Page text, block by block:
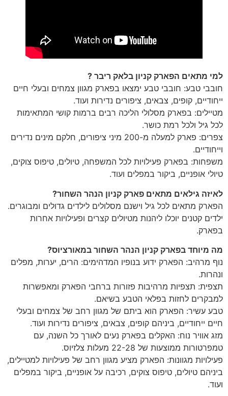
למי מתאים הפארק קניון בלאק ריבר ?
חובבי טבע: חובבי טבע ימצאו בפארק מגוון צמחים ובעלי חיים
ייחודיים, קופים, צבאים, ציפורים נדירות ועוד.
מטיילים: בפארק מסלולי הליכה רבים ברמות קושי המתאימות
לכל גיל ולכל רמת כושר.
צפרים: פארק למעלה מ-200 מיני ציפורים, חלקם מינים נדירים
וייחודיים.
משפחות: בפארק פעילויות לכל המשפחה, טיולים, טיפוס צוקים,
טיולי אופניים, ביקור במפלים ועוד.
לאיזה גילאים מתאים פארק קניון הנהר השחור?
הפארק מתאים לכל גיל וישנם מסלולים לילדים גדולים ומבוגרים.
ילדים קטנים יוכלו ליהנות מטיולים קצרים ופעילויות אחרות
בפארק.
מה מיוחד בפארק קניון הנהר השחור במאורציוס?
נוף מרהיב: הפארק ידוע בנופיו המדהימים: הרים, יערות, מפלים
ונהרות.
תצפית: תצפיות מרהיבות פזורות ברחבי הפארק ומאפשרות
למבקרים לחזות בפלאי הטבע בשיאם.
טבע עשיר: הפארק הוא ביתם של מגוון רחב של צמחים ובעלי
חיים ייחודיים, ביניהם קופים, צבאים, ציפורים נדירות ועוד.
מזג אוויר נוח: האקלים בפארק נעים לאורך כל השנה, עם
טמפרטורות ממוצעות של 22-28 מעלות צלזיוס.
פעילויות מגוונות: הפארק מציע מגוון רחב של פעילויות למטיילים,
ביניהם טיולים, טיפוס צוקים, רכיבה על אופניים, ביקור במפלים
ועוד.